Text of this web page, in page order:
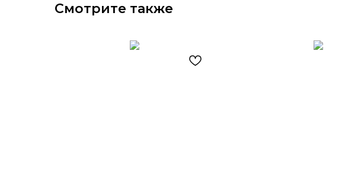
Смотрите также